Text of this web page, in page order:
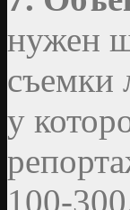
нужен
съемки
у
100-